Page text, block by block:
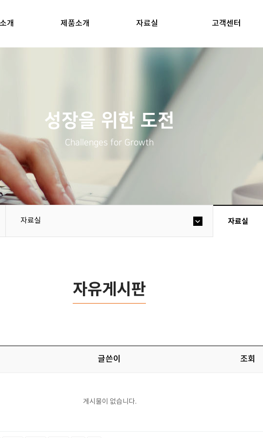
개 제품소개 자료실 고객센터
성장을 위한 도전
Challenges for Growth
자료실 자료실
자유게시판
글쓴이 조회
게시물이 없습니다.